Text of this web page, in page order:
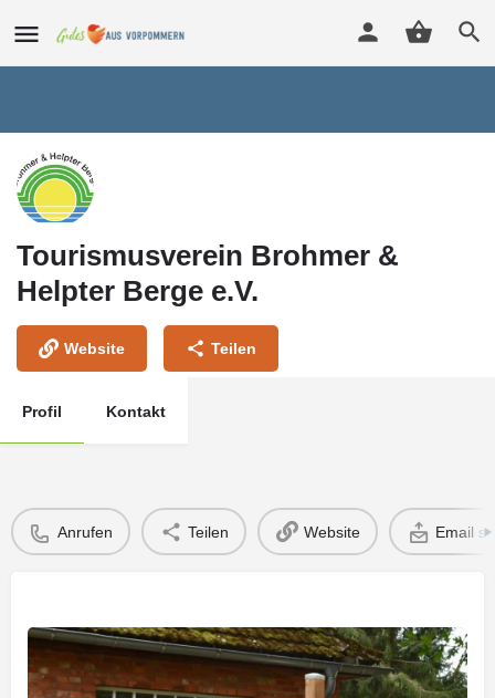
Tourismusverein Brohmer &
Helpter Berge e.V.
Website Teilen
Profil Kontakt
Anrufen Teilen Website Email